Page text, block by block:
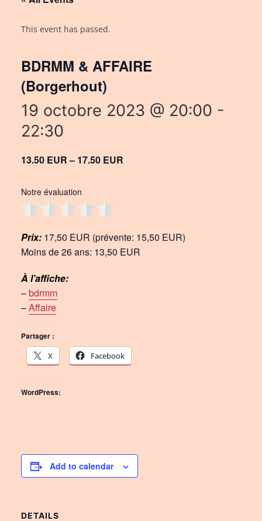
This event has passed.
BDRMM & AFFAIRE
(Borgerhout)
19 octobre 2023 @ 20:00 -
22:30
13.50 EUR – 17.50 EUR
Notre évaluation
Prix: 17,50 EUR (prévente: 15,50 EUR)
Moins de 26 ans: 13,50 EUR
À l’affiche:
–bdrmm
–Affaire
Partager :
X
Facebook
WordPress:
Add to calendar
DETAILS